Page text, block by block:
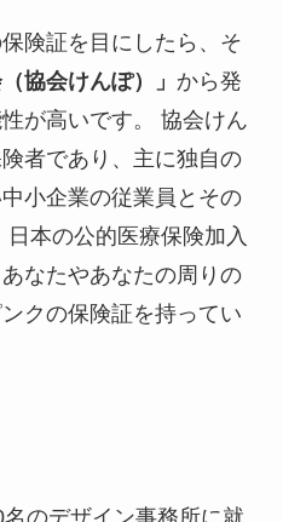
険証を目にしたら、そ
協会けんぽ）」 から発
が高いです。 協会けん
者であり、主に独自の
小企業の従業員とその
本の公的医療保険加入
なたやあなたの周りの
クの保険証を持ってい
のデザイン事務所に就